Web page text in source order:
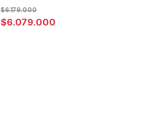
$6.079.000
$6.179.000